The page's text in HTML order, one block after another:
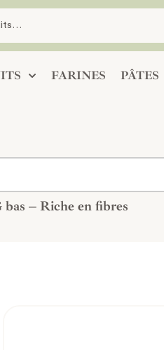
FARINES PÂTES
– Riche en fibres